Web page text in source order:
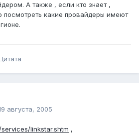
А также , если кто знает ,
посмотреть какие провайдеры имеют
августа, 2005
linkstar.shtm ,